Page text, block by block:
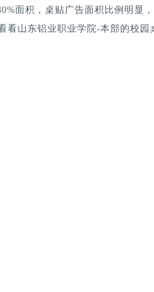
面积，桌贴广告面积比例明显
看山东铝业职业学院-本部的校园